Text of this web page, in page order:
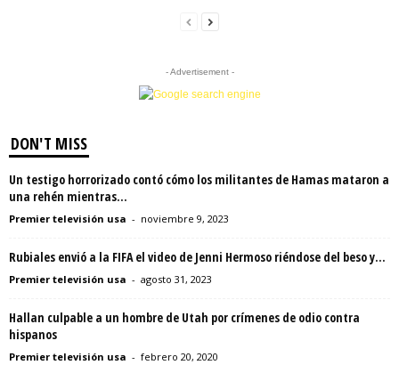
- Advertisement -
DON'T MISS
Un testigo horrorizado contó cómo los militantes de Hamas mataron a
una rehén mientras...
Premier televisión usa - noviembre 9, 2023
Rubiales envió a la FIFA el video de Jenni Hermoso riéndose del beso y...
Premier televisión usa - agosto 31, 2023
Hallan culpable a un hombre de Utah por crímenes de odio contra
hispanos
Premier televisión usa - febrero 20, 2020